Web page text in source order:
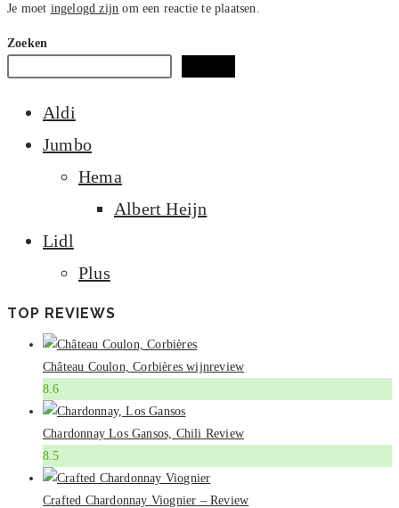
zoekpaneel
sluiten.
Je moet ingelogd zijn om een reactie te plaatsen.
Zoeken
Aldi
Jumbo
Hema
Albert Heijn
Lidl
Plus
TOP REVIEWS
Château Coulon, Corbières wijnreview
8.6
Chardonnay Los Gansos, Chili Review
8.5
Crafted Chardonnay Viognier – Review